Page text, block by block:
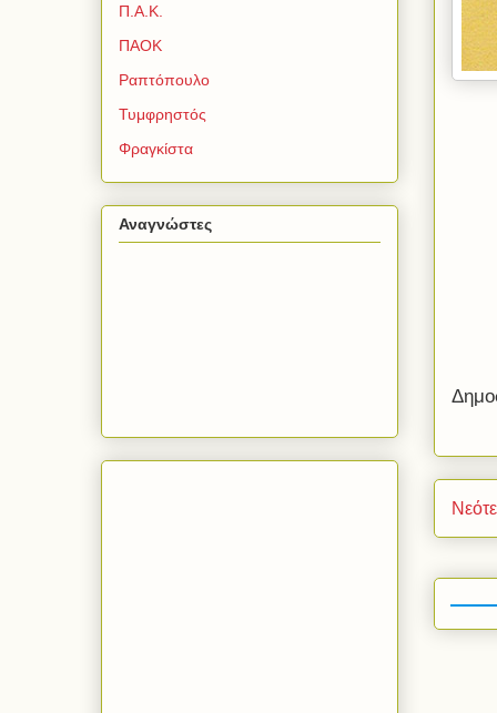
Π.Α.Κ.
ΠΑΟΚ
Ραπτόπουλο
Τυμφρηστός
Φραγκίστα
Αναγνώστες